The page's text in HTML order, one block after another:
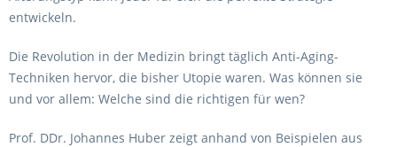
entwickeln.
Die Revolution in der Medizin bringt täglich Anti-Aging-
Techniken hervor, die bisher Utopie waren. Was können sie
und vor allem: Welche sind die richtigen für wen?
Prof. DDr. Johannes Huber zeigt anhand von Beispielen aus